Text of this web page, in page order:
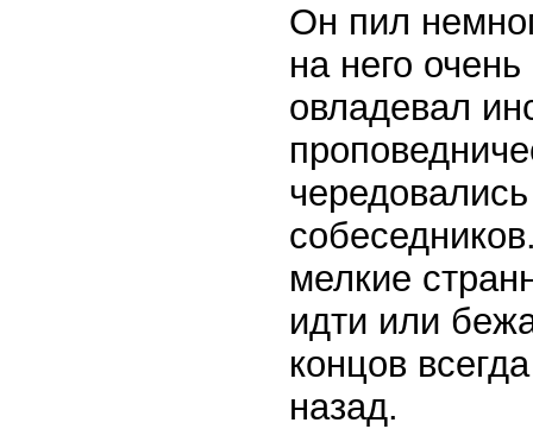
Он пил
на него
овладевал
мелкие
идти или
концов
назад.